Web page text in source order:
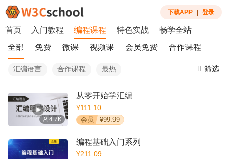
下载APP 登录
首页 入门教程 编程课程 特色实战 畅学全站
全部 免费 微课 视频课 会员免费 合作课程
汇编语言 合作课程 最热 筛选
4.7K
从零开始学汇编
¥111.10
会员 ¥99.99
编程基础入门系列
¥211.09